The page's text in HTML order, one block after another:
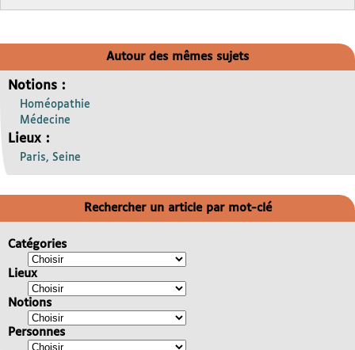
Autour des mêmes sujets
Notions :
Homéopathie
Médecine
Lieux :
Paris, Seine
Rechercher un article par mot-clé
Catégories
Lieux
Notions
Personnes